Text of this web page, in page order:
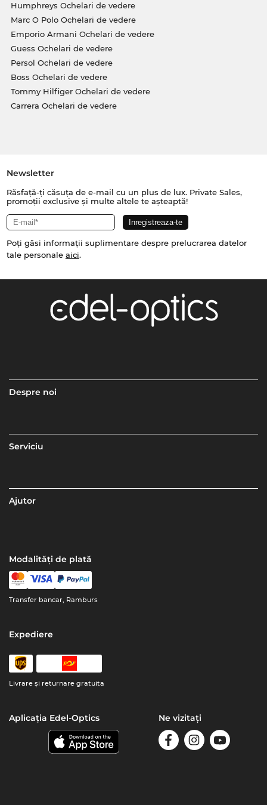
Humphreys Ochelari de vedere
Marc O Polo Ochelari de vedere
Emporio Armani Ochelari de vedere
Guess Ochelari de vedere
Persol Ochelari de vedere
Boss Ochelari de vedere
Tommy Hilfiger Ochelari de vedere
Carrera Ochelari de vedere
Newsletter
Răsfață-ți căsuța de e-mail cu un plus de lux. Private Sales,
promoții exclusive și multe altele te așteaptă!
Poți găsi informații suplimentare despre prelucrarea datelor
tale personale aici.
Despre noi
Serviciu
Ajutor
Modalități de plată
Transfer bancar, Ramburs
Expediere
Livrare şi returnare gratuita
Aplicația Edel-Optics Ne vizitați